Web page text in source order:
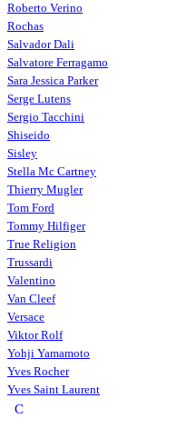
Roberto Verino
Rochas
Salvador Dali
Salvatore Ferragamo
Sara Jessica Parker
Serge Lutens
Sergio Tacchini
Shiseido
Sisley
Stella Mc Cartney
Thierry Mugler
Tom Ford
Tommy Hilfiger
True Religion
Trussardi
Valentino
Van Cleef
Versace
Viktor Rolf
Yohji Yamamoto
Yves Rocher
Yves Saint Laurent
C